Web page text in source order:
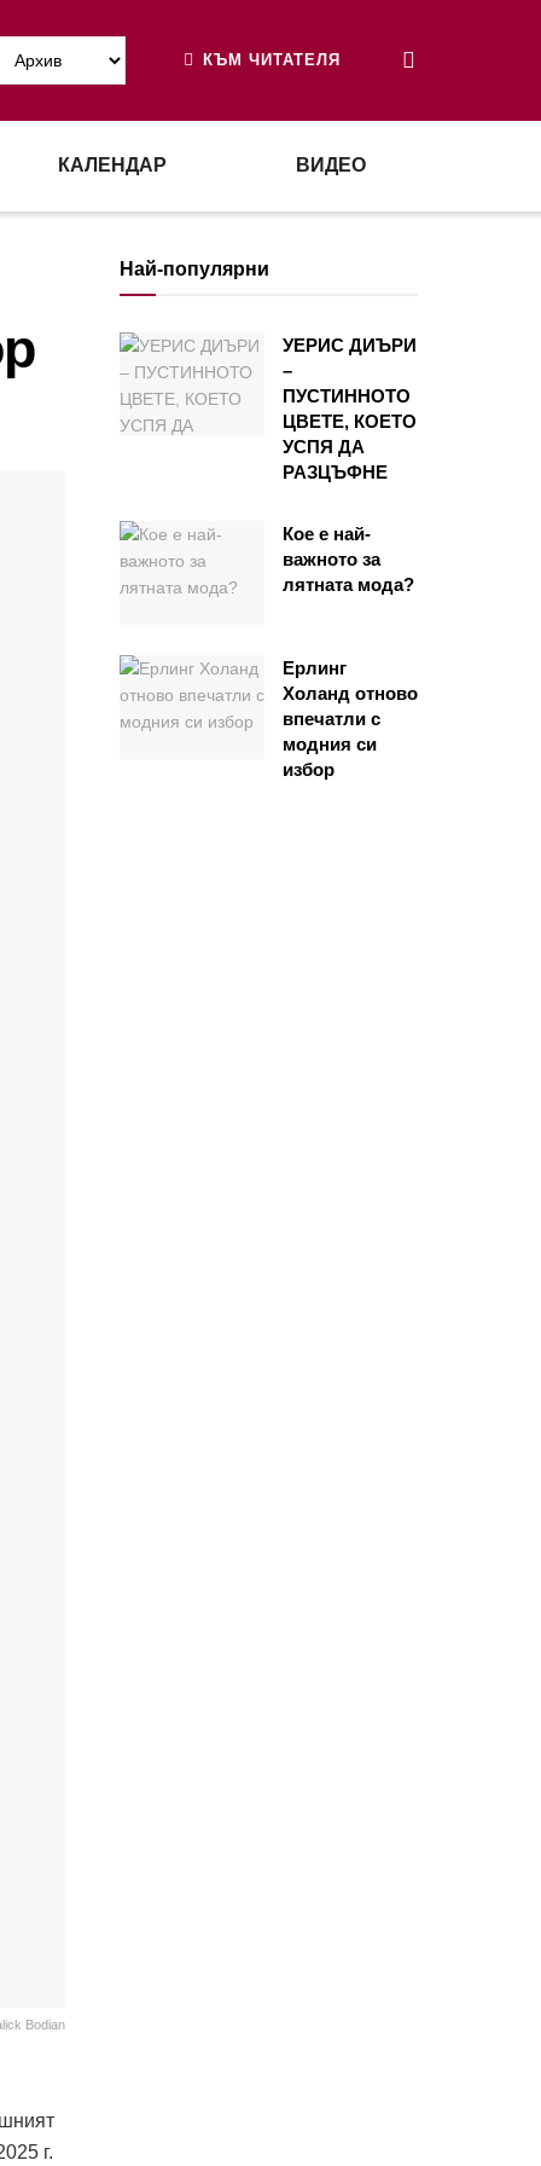
КЪМ ЧИТАТЕЛЯ
КАЛЕНДАР ВИДЕО
Bodian
г.
Най-популярни
УЕРИС ДИЪРИ
–
ПУСТИННОТО
ЦВЕТЕ, КОЕТО
УСПЯ ДА
РАЗЦЪФНЕ
Кое е най-
важното за
лятната мода?
Ерлинг
Холанд отново
впечатли с
модния си
избор